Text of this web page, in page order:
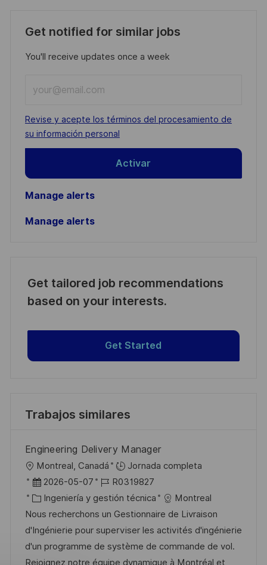
Get notified for similar jobs
You'll receive updates once a week
Email
address
(Required)
Required
Revise y acepte los términos del procesamiento de
su información personal
Activar
Manage alerts
Manage alerts
Get tailored job recommendations
based on your interests.
Get Started
Trabajos similares
Engineering Delivery Manager
U
b
c
a
c
i
Montreal, Canadá
Jornada completa
F
e
c
h
a
d
2026-05-07
I
D
d
e
e
m
R0319827
C
a
t
e
g
Ingeniería y gestión técnica
Montreal
Nous recherchons un Gestionnaire de Livraison
d'Ingénierie pour superviser les activités d'ingénierie
d'un programme de système de commande de vol.
Rejoignez notre équipe dynamique à Montréal et